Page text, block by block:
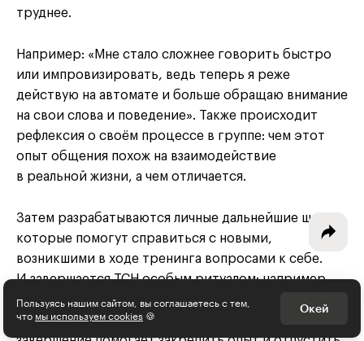
труднее.
Например: «Мне стало сложнее говорить быстро
или импровизировать, ведь теперь я реже
действую на автомате и больше обращаю внимание
на свои слова и поведение». Также происходит
рефлексия о своём процессе в группе: чем этот
опыт общения похож на взаимодействие
в реальной жизни, а чем отличается.
Затем разрабатываются личные дальнейшие шаги,
которые помогут справиться с новыми,
возникшими в ходе тренинга вопросами к себе.
И завершается ТСН особым ритуалом: например,
могут быть выбраны письма себе в будущее, круг
признания или обмен обратной связью. Такое
Пользуясь нашим сайтом, вы соглашаетесь с тем,
что мы используем cookies 🍪 Окей
Интересное - на почту!
Выберите тему рассылки
и получите 5 бесплатных курсов:
Дизайн
Разработка игр
Психология, общество
Маркетинг